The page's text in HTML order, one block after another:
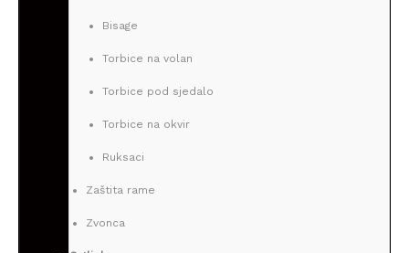
Bisage
Torbice na volan
Torbice pod sjedalo
Torbice na okvir
Ruksaci
Zaštita rame
Zvonca